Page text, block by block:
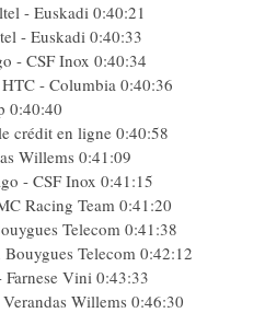
- Euskadi 0:40:21
- Euskadi 0:40:33
- CSF Inox 0:40:34
- Columbia 0:40:36
0:40:40
crédit en ligne 0:40:58
Willems 0:41:09
- CSF Inox 0:41:15
Racing Team 0:41:20
Telecom 0:41:38
Telecom 0:42:12
Vini 0:43:33
Willems 0:46:30